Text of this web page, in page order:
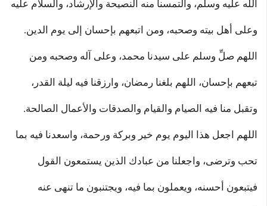
الله عليه وسلم، والتمسنا منه النصيحة والإرشاد، والسلام عليه
وعلى أهل بيته وصحبه، ومن اتبعهم بإحسان إلى يوم الدين.
اللهم صلِّ وسلم على سيدنا محمد، وعلى آله وصحبه ومن
تبعهم بإحسان، اللهم بلغنا رمضان، وارزقنا فيه ليلة القدر،
وتقبل منا فيه الصيام والقيام والصدقات والأعمال الصالحة.
اللهم اجعل هذا اليوم يوم خير وبركة ورحمة، واسعدنا فيه بما
تحب وترضى، واجعلنا من عبادك الذين يستمعون القول
فيتبعون أحسنه، ويعملون بما فيه، ويجتنبون ما تنهى عنه